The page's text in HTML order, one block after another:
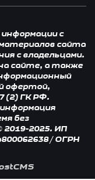
с
сайта
с владельцами.
сайте, а также
офертой,
(2) ГК РФ.
без
2019-2025. ИП
/ ОГРН